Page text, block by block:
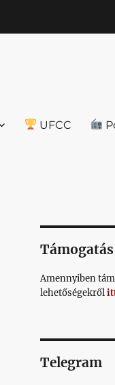
UFCC
Támogatás
Amennyiben
lehetőségekről
Telegram